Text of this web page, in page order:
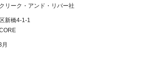
リーク・アンド・リバー社
新橋4-1-1